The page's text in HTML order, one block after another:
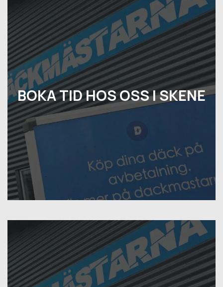
BOKA TID HOS OSS I SKENE